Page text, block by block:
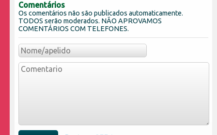
Comentários
Os comentários não são publicados automaticamente.
TODOS serão moderados. NÃO APROVAMOS
COMENTÁRIOS COM TELEFONES.